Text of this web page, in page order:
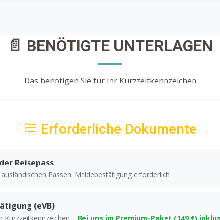
📄 BENÖTIGTE UNTERLAGEN
Das benötigen Sie für Ihr Kurzzeitkennzeichen
Erforderliche Dokumente
Reisepass
Pässen: Meldebestätigung erforderlich
(eVB)
Kurzzeitkennzeichen – Bei uns im Premium-Paket (149 €)